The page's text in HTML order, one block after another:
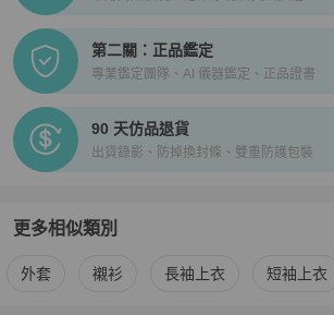
第二關：正品鑑定
專業鑑定團隊、AI 儀器鑑定、正品證書
90 天仿品退貨
出貨錄影、防掉換封條、雙重防護包裝
更多相似類別
更多 BURBERRY 男裝相似商品推薦
外套 襯衫 長袖上衣 短袖上衣